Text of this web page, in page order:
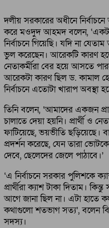
দলীয় সরকারের অধীনে
করে মওদুদ আহমদ বলেন, ‘একটা
নির্বাচনে গিয়েছি। যদি না
ভুল করেছেন। আরেকটি কারণ
নেতাকর্মীরা বের হয়ে আসতে
আরেকটা কারণ ছিল ড. কামাল
নির্বাচনে এতোটা খারাপ অবস্থা
তিনি বলেন, ‘আমাদের একজন
চালাতে দেয়া হয়নি। প্রার্থী ও
ফাটিয়েছে, ভয়ভীতি ছড়িয়েছে।
প্রদর্শন করেছে, যেন তারা
দেবে, ছেলেদের জেলে পাঠাবে।’
‘এ নির্বাচনে সরকার পুলিশকে
প্রার্থীরা ক্যাশ টাকা দিতাম।
আগে জানা ছিল না। এটা হাতে
কথাগুলো শতভাগ সত্য’, বলেন
সদস্য।